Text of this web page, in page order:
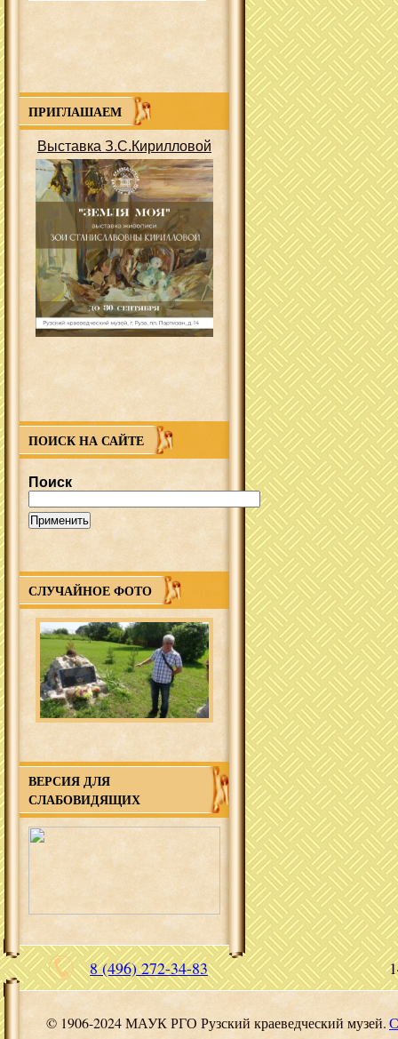
ПРИГЛАШАЕМ
Выставка З.С.Кирилловой
ПОИСК НА САЙТЕ
Поиск
СЛУЧАЙНОЕ ФОТО
ВЕРСИЯ ДЛЯ
СЛАБОВИДЯЩИХ
8 (496) 272-34-83
© 1906-2024 МАУК РГО Рузский краеведческий музей.